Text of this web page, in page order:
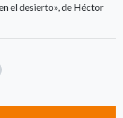
el desierto», de Héctor